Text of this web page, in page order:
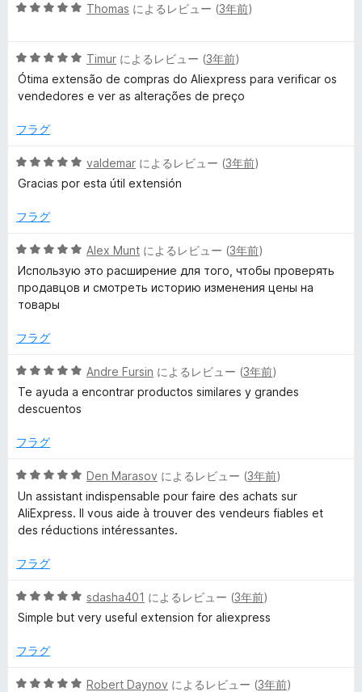
）
の
レ
ュ
5
中
5
の
価
Thomas によるレビュー (3年前)
5
段
階
5
評
価
Timur によるレビュー (3年前)
Ótima extensão de compras do Aliexpress para verificar os
vendedores e ver as alterações de preço
フラグ
5
段
中
の
評
valdemar によるレビュー (3年前)
Gracias por esta útil extensión
フラグ
5
段
階
中
の
価
Alex Munt によるレビュー (3年前)
Использую это расширение для того, чтобы проверять
продавцов и смотреть историю изменения цены на
товары
フラグ
5
段
階
5
評
価
Andre Fursin によるレビュー (3年前)
Te ayuda a encontrar productos similares y grandes
descuentos
フラグ
5
段
階
中
の
価
Den Marasov によるレビュー (3年前)
Un assistant indispensable pour faire des achats sur
AliExpress. Il vous aide à trouver des vendeurs fiables et
des réductions intéressantes.
フラグ
5
段
中
の
sdasha401 によるレビュー (3年前)
Simple but very useful extension for aliexpress
フラグ
5 Robert Daynov によるレビュー (3年前)